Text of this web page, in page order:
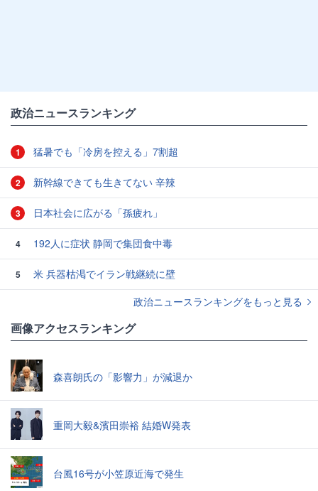
政治ニュースランキング
1 猛暑でも「冷房を控える」7割超
2 新幹線できても生きてない 辛辣
3 日本社会に広がる「孫疲れ」
4 192人に症状 静岡で集団食中毒
5
米 兵器枯渇でイラン戦継続に壁
政治ニュースランキングをもっと見る
画像アクセスランキング
森喜朗氏の「影響力」が減退か
重岡大毅&濱田崇裕 結婚W発表
台風16号が小笠原近海で発生